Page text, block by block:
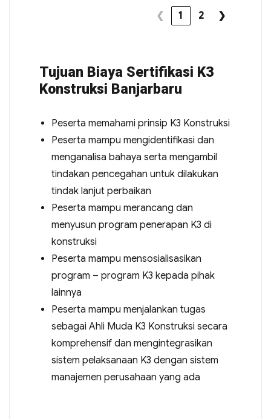
❮ 1 2 ❯
Tujuan Biaya Sertifikasi K3
Konstruksi Banjarbaru
Peserta memahami prinsip K3 Konstruksi
Peserta mampu mengidentifikasi dan
menganalisa bahaya serta mengambil
tindakan pencegahan untuk dilakukan
tindak lanjut perbaikan
Peserta mampu merancang dan
menyusun program penerapan K3 di
konstruksi
Peserta mampu mensosialisasikan
program – program K3 kepada pihak
lainnya
Peserta mampu menjalankan tugas
sebagai Ahli Muda K3 Konstruksi secara
komprehensif dan mengintegrasikan
sistem pelaksanaan K3 dengan sistem
manajemen perusahaan yang ada